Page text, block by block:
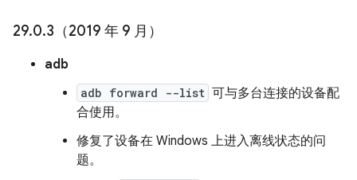
29.0.3（2019 年 9 月）
adb
adb forward --list 可与多台连接的设备配
合使用。
修复了设备在 Windows 上进入离线状态的问
题。